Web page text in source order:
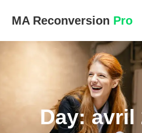
MA Reconversion Pro
Day: avril